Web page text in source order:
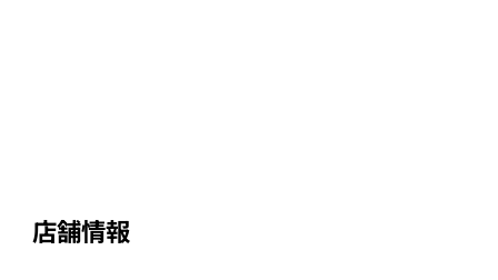
店舗情報